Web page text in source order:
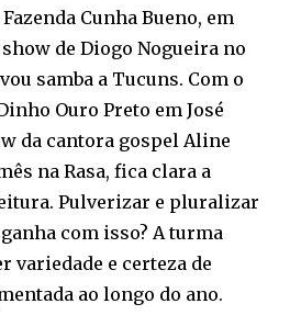
Cunha Bueno, em
show de Diogo Nogueira no
samba a Tucuns. Com o
Ouro Preto em José
da cantora gospel Aline
na Rasa, fica clara a
Pulverizar e pluralizar
com isso? A turma
variedade e certeza de
ao longo do ano.